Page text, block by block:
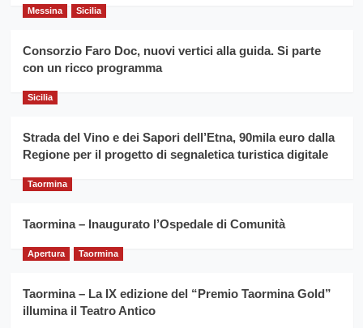
grano
anno
Franco
Caruso
Messina Sicilia
Consorzio Faro Doc, nuovi vertici alla guida. Si parte
con un ricco programma
Sicilia
Strada del Vino e dei Sapori dell’Etna, 90mila euro dalla
Regione per il progetto di segnaletica turistica digitale
Taormina
Taormina – Inaugurato l’Ospedale di Comunità
Apertura Taormina
Taormina – La IX edizione del “Premio Taormina Gold”
illumina il Teatro Antico